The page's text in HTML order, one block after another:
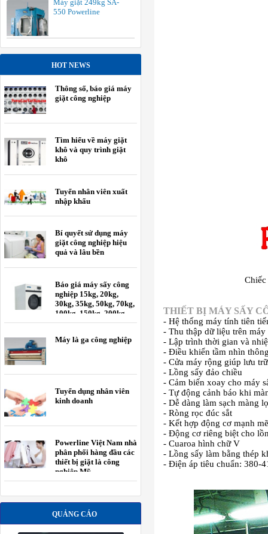
Máy giặt 249kg SA-
550 Powerline
HOT NEWS
Thông số, báo giá máy
giặt công nghiệp
Tìm hiểu về máy giặt
khô và quy trình giặt
khô
Tuyển nhân viên xuất
nhập khẩu
Bí quyết sử dụng máy
giặt công nghiệp hiệu
quả và lâu bền
Báo giá máy sấy công
nghiệp 15kg, 20kg,
30kg, 35kg, 50kg, 70kg,
100kg, 150kg, 200kg
Máy là ga công nghiệp
Tuyển dụng nhân viên
kinh doanh
Powerline Việt Nam nhà
phân phối hàng đầu các
thiết bị giặt là công
nghiệp Mỹ.
QUẢNG CÁO
Chiếc
THIẾT BỊ MÁY SẤY
- Hệ thống máy tính tiên
- Thu thập dữ liệu trên máy
- Lập trình thời gian và
- Điều khiển tầm nhìn
- Cửa máy rộng giúp lưu
- Lồng sấy đảo chiều
- Cảm biến xoay cho máy
- Tự động cảnh báo khi
- Dễ dàng làm sạch màng
- Ròng rọc đúc sắt
- Kết hợp động cơ mạnh mẽ
- Động cơ riêng biệt cho
- Cuaroa hình chữ V
- Lồng sấy làm bằng thép
- Điện áp tiêu chuẩn: 380-